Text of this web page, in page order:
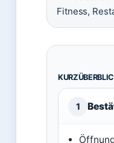
Fitness,
1